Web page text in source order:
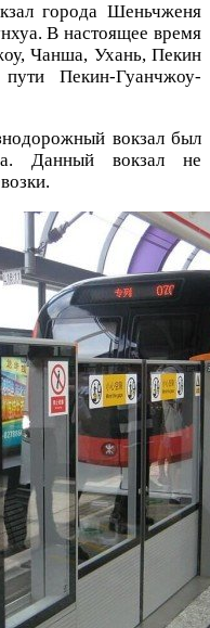
города Шеньчженя
В настоящее время
Чанша, Ухань, Пекин
Пекин-Гуанчжоу-
вокзал был
Данный вокзал не